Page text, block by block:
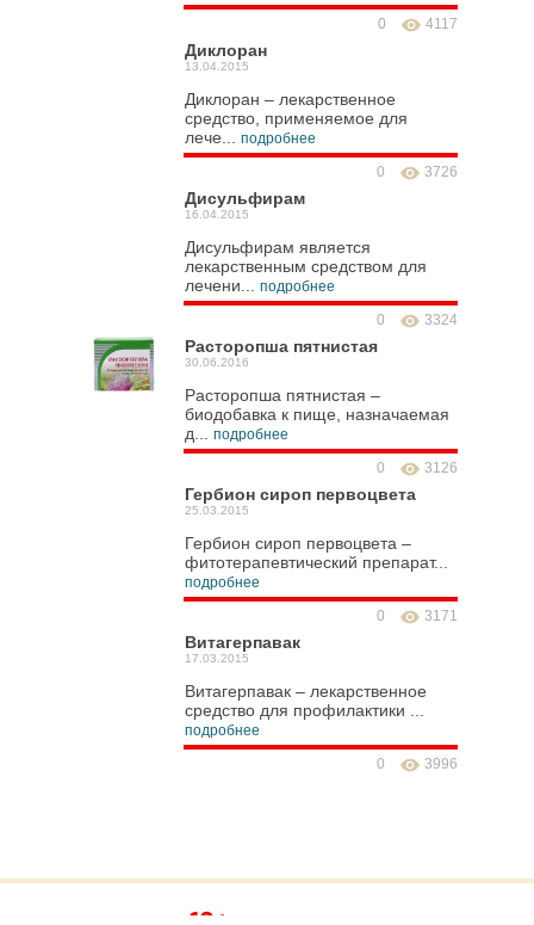
4117
0
Диклоран
13.04.2015
Диклоран – лекарственное
средство, применяемое для
лече... подробнее
3726
0
Дисульфирам
16.04.2015
Дисульфирам является
лекарственным средством для
лечени... подробнее
3324
0
Расторопша пятнистая
30.06.2016
Расторопша пятнистая –
биодобавка к пище, назначаемая
д... подробнее
3126
0
Гербион сироп первоцвета
25.03.2015
Гербион сироп первоцвета –
фитотерапевтический препарат...
подробнее
3171
0
Витагерпавак
17.03.2015
Витагерпавак – лекарственное
средство для профилактики ...
подробнее
3996
0